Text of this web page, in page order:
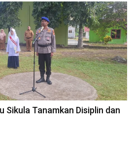
Sikula Tanamkan Disiplin dan